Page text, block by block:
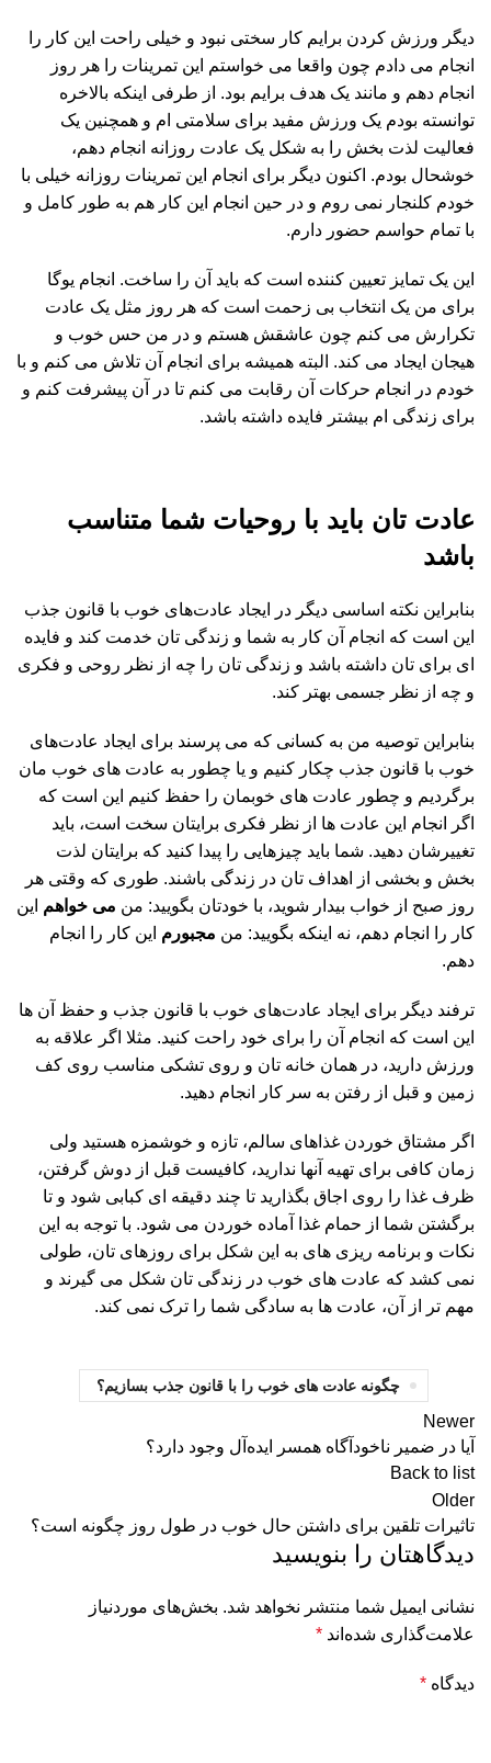
دیگر ورزش کردن برایم کار سختی نبود و خیلی راحت این کار را
انجام می دادم چون واقعا می خواستم این تمرینات را هر روز
انجام دهم و مانند یک هدف برایم بود. از طرفی اینکه بالاخره
توانسته بودم یک ورزش مفید برای سلامتی ام و همچنین یک
فعالیت لذت بخش را به شکل یک عادت روزانه انجام دهم،
خوشحال بودم. اکنون دیگر برای انجام این تمرینات روزانه خیلی با
خودم کلنجار نمی روم و در حین انجام این کار هم به طور کامل و
با تمام حواسم حضور دارم.
این یک تمایز تعیین کننده است که باید آن را ساخت. انجام یوگا
برای من یک انتخاب بی زحمت است که هر روز مثل یک عادت
تکرارش می کنم چون عاشقش هستم و در من حس خوب و
هیجان ایجاد می کند. البته همیشه برای انجام آن تلاش می کنم و با
خودم در انجام حرکات آن رقابت می کنم تا در آن پیشرفت کنم و
برای زندگی ام بیشتر فایده داشته باشد‌.
عادت تان باید با روحیات شما متناسب
باشد
بنابراین نکته اساسی دیگر در ایجاد عادت‌های خوب با قانون جذب
این است که انجام آن کار به شما و زندگی تان خدمت کند و فایده
ای برای تان داشته باشد و زندگی تان را چه از نظر روحی و فکری
و چه از نظر جسمی بهتر کند.
بنابراین توصیه من به کسانی که می پرسند برای ایجاد عادت‌های
خوب با قانون جذب چکار کنیم و یا چطور به عادت های خوب مان
برگردیم و چطور عادت های خوبمان را حفظ کنیم این است که
اگر انجام این عادت ها از نظر فکری برایتان سخت است، باید
تغییرشان دهید. شما باید چیزهایی را پیدا کنید که برایتان لذت
بخش و بخشی از اهداف تان در زندگی باشند. طوری که وقتی هر
روز صبح از خواب بیدار شوید، با خودتان بگویید: من می خواهم این
کار را انجام دهم، نه اینکه بگویید: من مجبورم این کار را انجام
دهم.
ترفند دیگر برای ایجاد عادت‌های خوب با قانون جذب و حفظ آن ها
این است که انجام آن را برای خود راحت کنید. مثلا اگر علاقه به
ورزش دارید، در همان خانه تان و روی تشکی مناسب روی کف
زمین و قبل از رفتن به سر کار انجام دهید.
اگر مشتاق خوردن غذاهای سالم، تازه و خوشمزه هستید ولی
زمان کافی برای تهیه آنها ندارید، کافیست قبل از دوش گرفتن،
ظرف غذا را روی اجاق بگذارید تا چند دقیقه ای کبابی شود و تا
برگشتن شما از حمام غذا آماده خوردن می شود. با توجه به این
نکات و برنامه ریزی های به این شکل برای روزهای تان، طولی
نمی کشد که عادت های خوب در زندگی تان شکل می گیرند و
مهم تر از آن، عادت ها به سادگی شما را ترک نمی کند.
چگونه عادت های خوب را با قانون جذب بسازیم؟
Newer
آیا در ضمیر ناخودآگاه همسر ایده‌آل وجود دارد؟
Back to list
Older
تاثیرات تلقین برای داشتن حال خوب در طول روز چگونه است؟
دیدگاهتان را بنویسید
نشانی ایمیل شما منتشر نخواهد شد. بخش‌های موردنیاز
علامت‌گذاری شده‌اند *
دیدگاه *